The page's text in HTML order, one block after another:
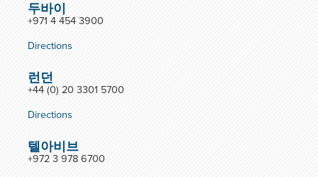
두바이
+971 4 454 3900
Directions
런던
+44 (0) 20 3301 5700
Directions
텔아비브
+972 3 978 6700